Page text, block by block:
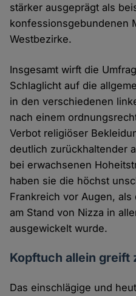
stärker ausgeprägt als
konfessionsgebundenen
Westbezirke.
Insgesamt wirft die
Schlaglicht auf die
in den verschiedenen
nach einem
Verbot religiöser
deutlich zurückhaltender
bei erwachsenen
haben sie die höchst
Frankreich vor Augen,
am Stand von Nizza in
ausgewickelt wurde.
Kopftuch allein greift
Das einschlägige und